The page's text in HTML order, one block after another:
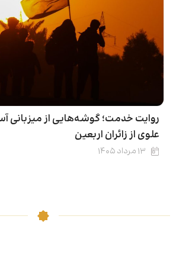
روایت خدمت؛ گوشه‌هایی از میزبانی
علوی از زائران اربعین
۱۳ مرداد ۱۴۰۵